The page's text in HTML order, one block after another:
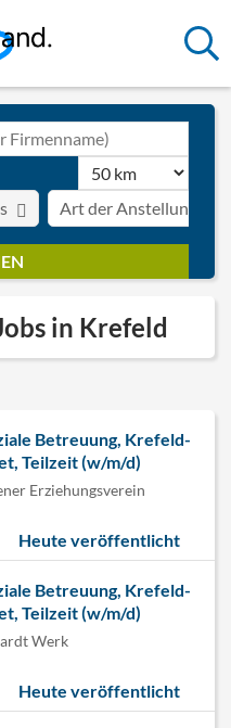
Art der Anstellung
in Krefeld
Betreuung, Krefeld-
Teilzeit (w/m/d)
Erziehungsverein
Heute veröffentlicht
Betreuung, Krefeld-
Teilzeit (w/m/d)
Werk
Heute veröffentlicht